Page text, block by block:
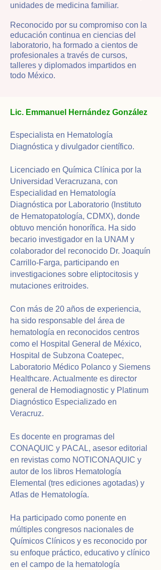
unidades de medicina familiar.
Reconocido por su compromiso con la
educación continua en ciencias del
laboratorio, ha formado a cientos de
profesionales a través de cursos,
talleres y diplomados impartidos en
todo México.
Lic. Emmanuel Hernández González
Especialista en Hematología
Diagnóstica y divulgador científico.
Licenciado en Química Clínica por la
Universidad Veracruzana, con
Especialidad en Hematología
Diagnóstica por Laboratorio (Instituto
de Hematopatología, CDMX), donde
obtuvo mención honorífica. Ha sido
becario investigador en la UNAM y
colaborador del reconocido Dr. Joaquín
Carrillo-Farga, participando en
investigaciones sobre eliptocitosis y
mutaciones eritroides.
Con más de 20 años de experiencia,
ha sido responsable del área de
hematología en reconocidos centros
como el Hospital General de México,
Hospital de Subzona Coatepec,
Laboratorio Médico Polanco y Siemens
Healthcare. Actualmente es director
general de Hemodiagnostic y Platinum
Diagnóstico Especializado en
Veracruz.
Es docente en programas del
CONAQUIC y PACAL, asesor editorial
en revistas como NOTICONAQUIC y
autor de los libros Hematología
Elemental (tres ediciones agotadas) y
Atlas de Hematología.
Ha participado como ponente en
múltiples congresos nacionales de
Químicos Clínicos y es reconocido por
su enfoque práctico, educativo y clínico
en el campo de la hematología